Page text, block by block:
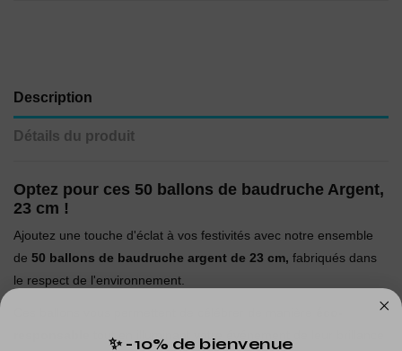
Description
Détails du produit
Optez pour ces 50 ballons de baudruche Argent,
23 cm !
Ajoutez une touche d'éclat à vos festivités avec notre ensemble
de 50 ballons de baudruche argent de 23 cm, fabriqués dans
le respect de l'environnement.
tout en illuminant votre événement de leur brillance
✨ -10% de bienvenue